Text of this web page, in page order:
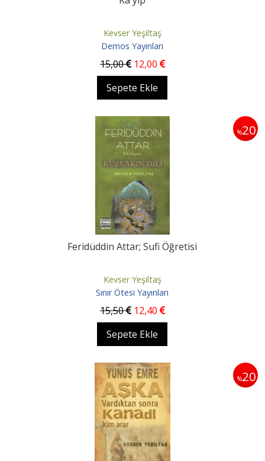
Kevser Yeşiltaş
Demos Yayınları
15,00 12,00
Sepete Ekle
%20
Feridüddin Attar; Sufi Öğretisi
Kevser Yeşiltaş
Sınır Ötesi Yayınları
15,50 12,40
Sepete Ekle
%20